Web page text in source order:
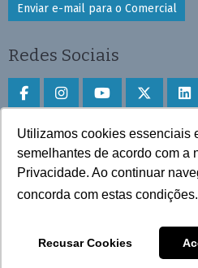
Utilizamos cookies essenciais
semelhantes de acordo com a
Privacidade. Ao continuar
concorda com estas condições.
Recusar Cookies
Enviar e-mail para o Comercial
Redes Sociais
Faça download do aplicativo
Play Store e App Store
Todos os direitos